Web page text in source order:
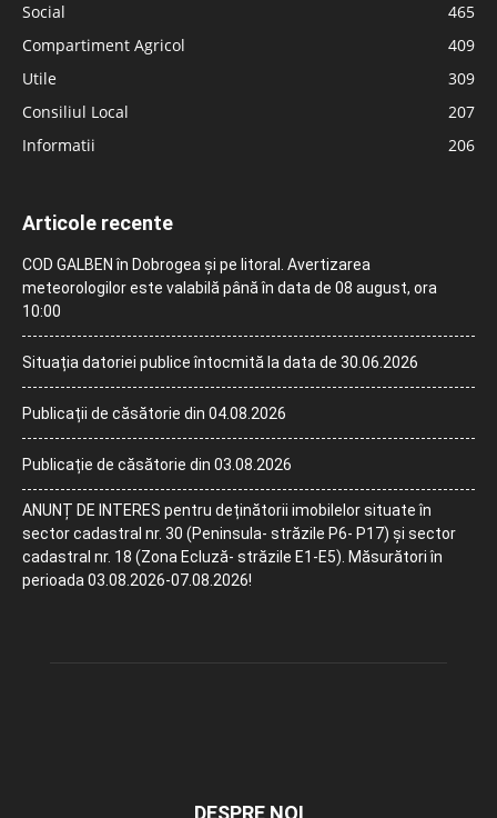
Social
465
Compartiment Agricol
409
Utile
309
Consiliul Local
207
Informatii
206
Articole recente
COD GALBEN în Dobrogea și pe litoral. Avertizarea
meteorologilor este valabilă până în data de 08 august, ora
10:00
Situația datoriei publice întocmită la data de 30.06.2026
Publicații de căsătorie din 04.08.2026
Publicație de căsătorie din 03.08.2026
ANUNȚ DE INTERES pentru deținătorii imobilelor situate în
sector cadastral nr. 30 (Peninsula- străzile P6- P17) și sector
cadastral nr. 18 (Zona Ecluză- străzile E1-E5). Măsurători în
perioada 03.08.2026-07.08.2026!
DESPRE NOI